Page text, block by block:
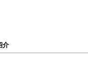
介